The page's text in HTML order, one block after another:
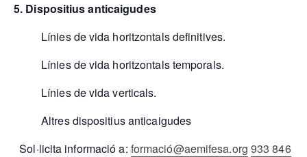
5. Dispositius anticaigudes
Línies de vida horitzontals definitives.
Línies de vida horitzontals temporals.
Línies de vida verticals.
Altres dispositius anticaigudes
Sol·licita informació a: formació@aemifesa.org 933 846